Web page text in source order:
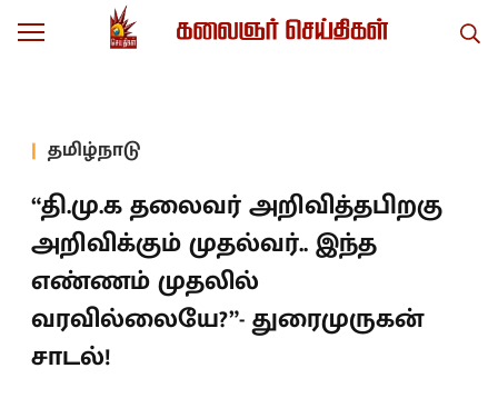
தமிழ்நாடு
“தி.மு.க தலைவர் அறிவித்தபிறகு
அறிவிக்கும் முதல்வர்.. இந்த
எண்ணம் முதலில்
வரவில்லையே?”- துரைமுருகன்
சாடல்!